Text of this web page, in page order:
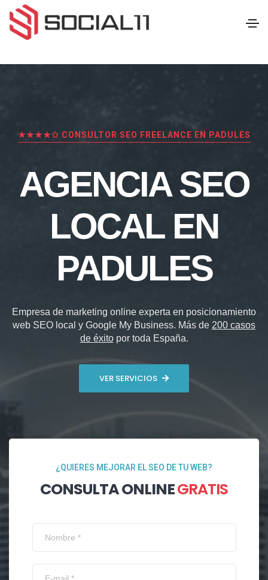
★★★★✩ CONSULTOR SEO FREELANCE EN PADULES
AGENCIA SEO
LOCAL EN
PADULES
Empresa de marketing online experta en posicionamiento
web SEO local y Google My Business. Más de 200 casos
de éxitopor toda España.
VER SERVICIOS
¿QUIERES MEJORAR EL SEO DE TU WEB?
CONSULTA ONLINEGRATIS